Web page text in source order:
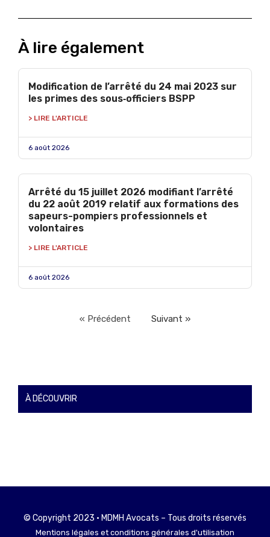
À lire également
Modification de l’arrêté du 24 mai 2023 sur
les primes des sous‑officiers BSPP
> LIRE L'ARTICLE
6 août 2026
Arrêté du 15 juillet 2026 modifiant l’arrêté
du 22 août 2019 relatif aux formations des
sapeurs-pompiers professionnels et
volontaires
> LIRE L'ARTICLE
6 août 2026
« Précédent Suivant »
À DÉCOUVRIR
© Copyright 2023 • MDMH Avocats – Tous droits réservés
Mentions légales et conditions générales d'utilisation